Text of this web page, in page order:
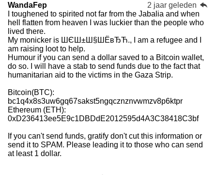
WandaFep
2 jaar geleden
I toughened to spirited not far from the Jabalia and when
hell flatten from heaven I was luckier than the people who
lived there.
My monicker is ШЄШ±Ш§ШЁвЂЋ., I am a refugee and I
am raising loot to help.
Humour if you can send a dollar saved to a Bitcoin wallet,
do so. I will have a stab to send funds due to the fact that
humanitarian aid to the victims in the Gaza Strip.
Bitcoin(BTC):
bc1q4x8s3uw6gq67sakst5ngqcznznvwmzv8p6ktpr
Ethereum (ETH):
0xD236413ee5E9c1DBDdE2012595d4A3C38418C3bf
If you can't send funds, gratify don't cut this information or
send it to SPAM. Please leading it to those who can send
at least 1 dollar.